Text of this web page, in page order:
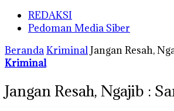
REDAKSI
Pedoman Media Siber
BerandaKriminalJangan Resah,
Kriminal
Jangan Resah, Ngajib :